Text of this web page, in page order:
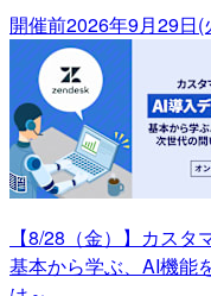
開催前2026年9月29日(
【8/28（金）】カス
基本から学ぶ、AI機能